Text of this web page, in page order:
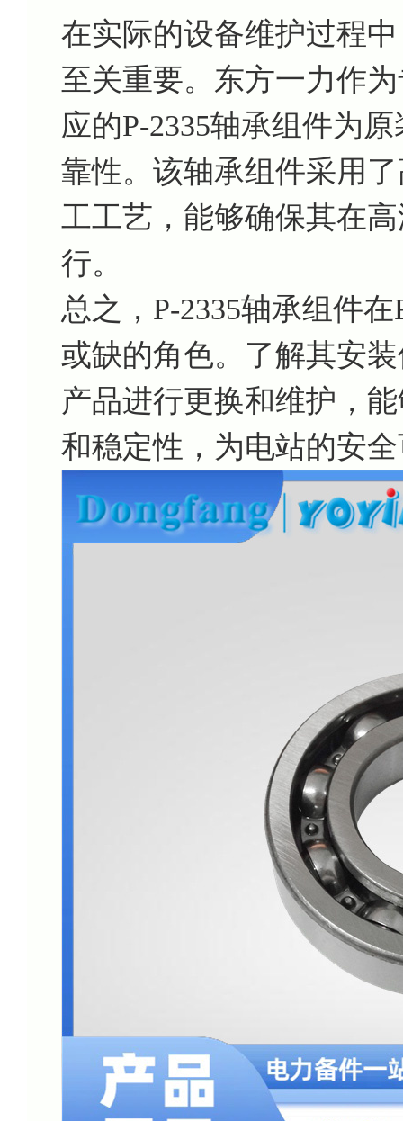
在实际的设备维护过程
至关重要。东方一力作
应的P-2335轴承组件为
靠性。该轴承组件采用
工工艺，能够确保其在
行。
总之，P-2335轴承组件
或缺的角色。了解其安
产品进行更换和维护，
和稳定性，为电站的安